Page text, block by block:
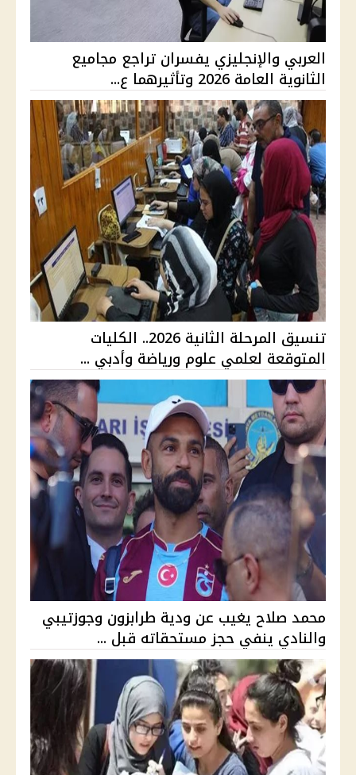
العربي والإنجليزي يفسران تراجع مجاميع
الثانوية العامة 2026 وتأثيرهما ع...
تنسيق المرحلة الثانية 2026.. الكليات
المتوقعة لعلمي علوم ورياضة وأدبي ...
محمد صلاح يغيب عن ودية طرابزون وجوزتيبي
والنادي ينفي حجز مستحقاته قبل ...